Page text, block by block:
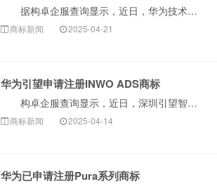
据构卓企服查询显示，近日，华为技术有限公司申请注册“竣界”商标，国际分类为运输工具，当前商标状态为等待实质审查。此前，华为已申请注册“智界”“霄界···
商标新闻 2025-04-21
华为引望申请注册INWO ADS商标
构卓企服查询显示，近日，深圳引望智能技术有限公司申请注册多枚“INWO ADS”商标，国际分类为科学仪器、网站服务、金融物管等，当前商标状态均为等···
商标新闻 2025-04-14
华为已申请注册Pura系列商标